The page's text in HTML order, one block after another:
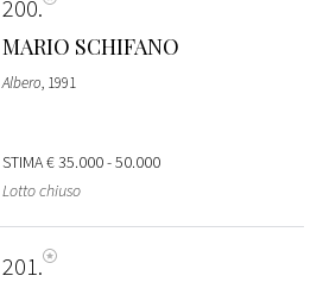
200
MARIO SCHIFANO
Albero, 1991
STIMA€ 35.000 - 50.000
Lotto chiuso
201